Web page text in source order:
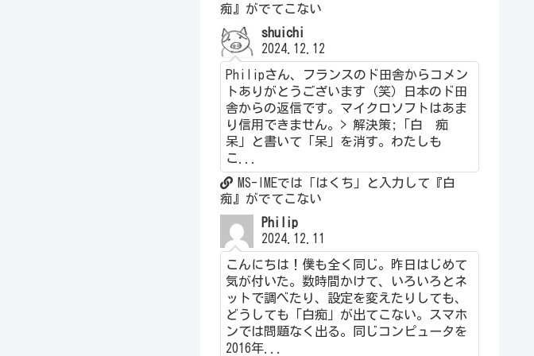
痴』がでてこない
shuichi
2024.12.12
Philipさん、フランスのド田舎からコメン
トありがとうございます（笑）日本のド田
舎からの返信です。マイクロソフトはあま
り信用できません。> 解決策;「白 痴
呆」と書いて「呆」を消す。わたしも
こ...
MS-IMEでは「はくち」と入力して『白
痴』がでてこない
Philip
2024.12.11
こんにちは！僕も全く同じ。昨日はじめて
気が付いた。数時間かけて、いろいろとネ
ットで調べたり、設定を変えたりしても、
どうしても「白痴」が出てこない。スマホ
ンでは問題なく出る。同じコンピュータを
2016年...